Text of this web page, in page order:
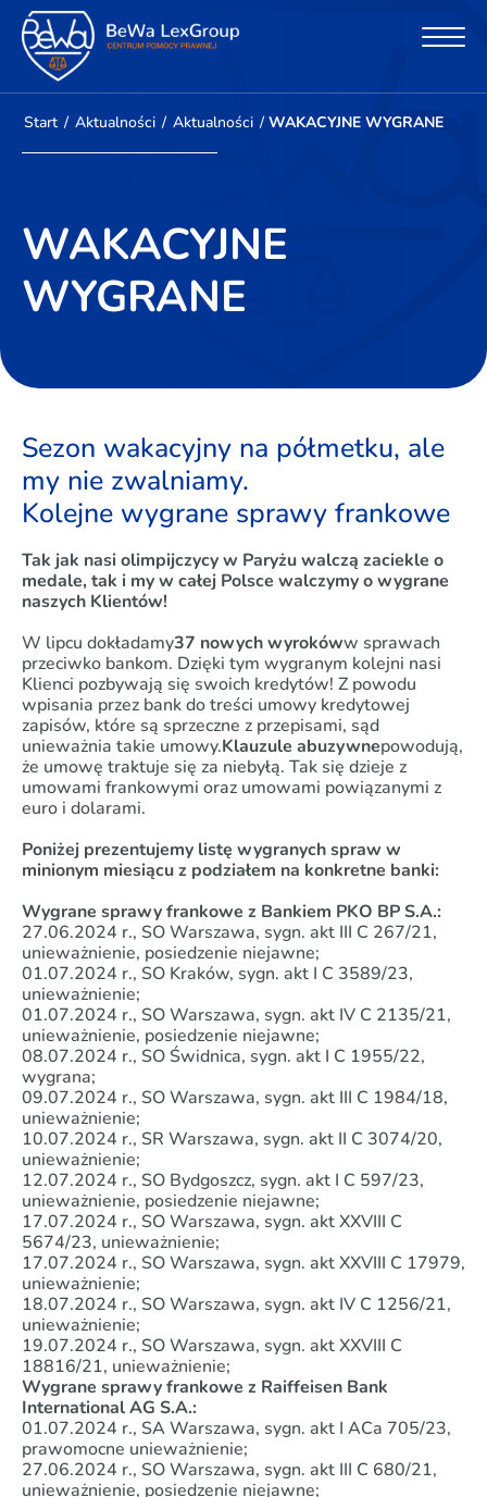
Start / Aktualności / Aktualności / WAKACYJNE WYGRANE
WAKACYJNE
WYGRANE
Sezon wakacyjny na półmetku, ale
my nie zwalniamy.
Kolejne wygrane sprawy frankowe
Tak jak nasi olimpijczycy w Paryżu walczą zaciekle o
medale, tak i my w całej Polsce walczymy o wygrane
naszych Klientów!
W lipcu dokładamy37 nowych wyrokóww sprawach
przeciwko bankom. Dzięki tym wygranym kolejni nasi
Klienci pozbywają się swoich kredytów! Z powodu
wpisania przez bank do treści umowy kredytowej
zapisów, które są sprzeczne z przepisami, sąd
unieważnia takie umowy.Klauzule abuzywnepowodują,
że umowę traktuje się za niebyłą. Tak się dzieje z
umowami frankowymi oraz umowami powiązanymi z
euro i dolarami.
Poniżej prezentujemy listę wygranych spraw w
minionym miesiącu z podziałem na konkretne banki:
Wygrane sprawy frankowe z Bankiem PKO BP S.A.:
27.06.2024 r., SO Warszawa, sygn. akt III C 267/21,
unieważnienie, posiedzenie niejawne;
01.07.2024 r., SO Kraków, sygn. akt I C 3589/23,
unieważnienie;
01.07.2024 r., SO Warszawa, sygn. akt IV C 2135/21,
unieważnienie, posiedzenie niejawne;
08.07.2024 r., SO Świdnica, sygn. akt I C 1955/22,
wygrana;
09.07.2024 r., SO Warszawa, sygn. akt III C 1984/18,
unieważnienie;
10.07.2024 r., SR Warszawa, sygn. akt II C 3074/20,
unieważnienie;
12.07.2024 r., SO Bydgoszcz, sygn. akt I C 597/23,
unieważnienie, posiedzenie niejawne;
17.07.2024 r., SO Warszawa, sygn. akt XXVIII C
5674/23, unieważnienie;
17.07.2024 r., SO Warszawa, sygn. akt XXVIII C 17979,
unieważnienie;
18.07.2024 r., SO Warszawa, sygn. akt IV C 1256/21,
unieważnienie;
19.07.2024 r., SO Warszawa, sygn. akt XXVIII C
18816/21, unieważnienie;
Wygrane sprawy frankowe z Raiffeisen Bank
International AG S.A.:
01.07.2024 r., SA Warszawa, sygn. akt I ACa 705/23,
prawomocne unieważnienie;
27.06.2024 r., SO Warszawa, sygn. akt III C 680/21,
unieważnienie, posiedzenie niejawne;